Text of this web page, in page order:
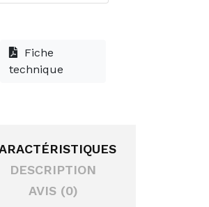
Fiche
technique
DESCRIPTION
AVIS (0)